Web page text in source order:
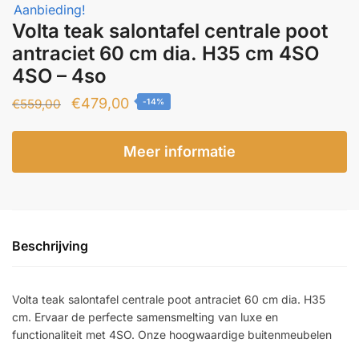
Aanbieding!
Volta teak salontafel centrale poot
antraciet 60 cm dia. H35 cm 4SO
4SO – 4so
€559,00
Oorspronkelijke
€559,00.
€479,00Huidige
is:
€479,00.
-14%
Meer informatie
Beschrijving
Volta teak salontafel centrale poot antraciet 60 cm dia. H35
cm. Ervaar de perfecte samensmelting van luxe en
functionaliteit met 4SO. Onze hoogwaardige buitenmeubelen